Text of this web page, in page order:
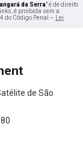
da Serra" é de direito
é proibida sem a
do Código Penal –
Lei
de São